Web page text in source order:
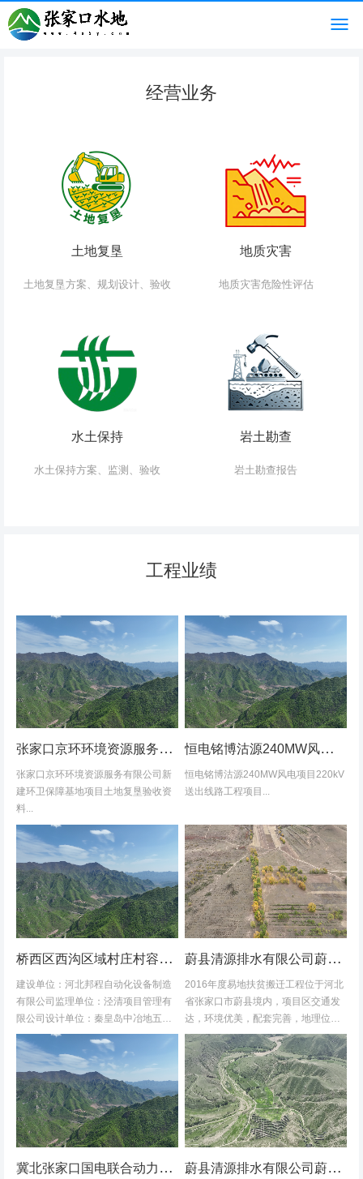
经营业务
土地复垦
土地复垦方案、规划设计、验收
地质灾害
地质灾害危险性评估
水土保持
水土保持方案、监测、验收
岩土勘查
岩土勘查报告
工程业绩
张家口京环环境资源服务有限公司新建环卫保障基地项目土地复垦验收资料
张家口京环环境资源服务有限公司新
建环卫保障基地项目土地复垦验收资
料...
恒电铭博沽源240MW风电项目220kV送出线路工程项目土地复垦验收资料
恒电铭博沽源240MW风电项目220kV
送出线路工程项目...
桥西区西沟区域村庄村容村貌改造提升及基础设施建设项目堆料场土地复垦验收资料
建设单位：河北邦程自动化设备制造
有限公司监理单位：泾清项目管理有
限公司设计单位：秦皇岛中冶地五一
五勘测有限公司施工单位：河北康安
劳务派遣有限公司桥西区西沟区域村
庄村容村貌改造提升及基础设施建设
项目堆料...
蔚县清源排水有限公司蔚县2016年度易地扶贫搬迁工程水土保持方案
2016年度易地扶贫搬迁工程位于河北
省张家口市蔚县境内，项目区交通发
达，环境优美，配套完善，地理位置
优越。项目地理位置图见附图1-1。项
目共建12个易地搬迁安置区，分别位
于白草村乡西户庄村、柏树乡柏树...
冀北张家口国电联合动力康保忠义一期风电220kV送出工程水土保持报告表 蔚县清源排水有限公司蔚县2017年度易地扶贫搬迁工程（一期）水土保持方案